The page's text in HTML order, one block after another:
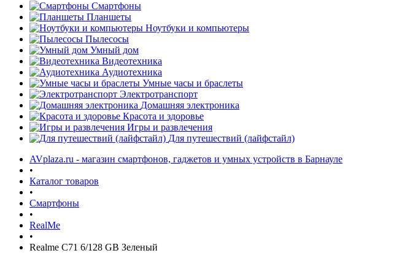
Смартфоны
Планшеты
Ноутбуки и компьютеры
Пылесосы
Умный дом
Видеотехника
Аудиотехника
Умные часы и браслеты
Электротранспорт
Домашняя электроника
Красота и здоровье
Игры и развлечения
Для путешествий (лайфстайл)
AVplaza.ru - магазин смартфонов, гаджетов и умных устройств в Барнауле
•
Каталог товаров
•
Смартфоны
•
RealMe
•
Realme C71 6/128 GB Зеленый